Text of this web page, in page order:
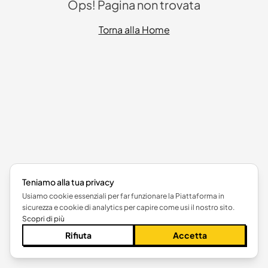
Ops! Pagina non trovata
Torna alla Home
Teniamo alla tua privacy
Usiamo cookie essenziali per far funzionare la Piattaforma in
sicurezza e cookie di analytics per capire come usi il nostro sito.
Scopri di più
Rifiuta Accetta